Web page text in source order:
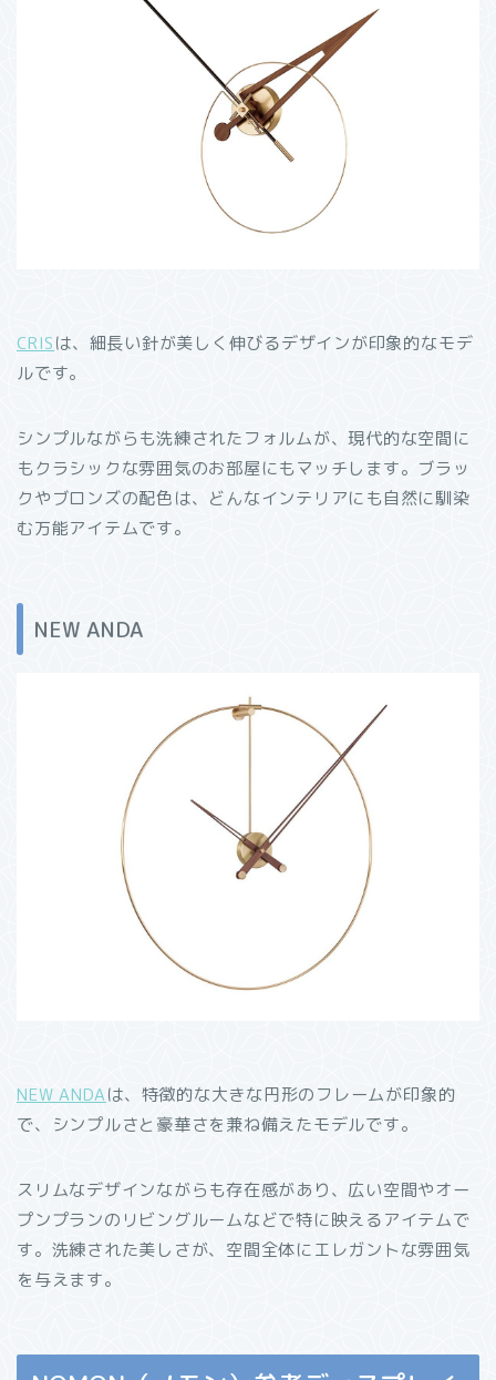
CRISは、細長い針が美しく伸びるデザインが印象的なモデ
ルです。
シンプルながらも洗練されたフォルムが、現代的な空間に
もクラシックな雰囲気のお部屋にもマッチします。ブラッ
クやブロンズの配色は、どんなインテリアにも自然に馴染
む万能アイテムです。
NEW ANDA
NEW ANDAは、特徴的な大きな円形のフレームが印象的
で、シンプルさと豪華さを兼ね備えたモデルです。
スリムなデザインながらも存在感があり、広い空間やオー
プンプランのリビングルームなどで特に映えるアイテムで
す。洗練された美しさが、空間全体にエレガントな雰囲気
を与えます。